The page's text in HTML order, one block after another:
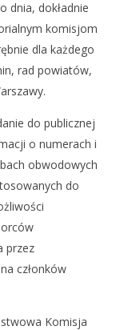
dnia, dokładnie
komisjom
dla każdego
rad powiatów,
do publicznej
o numerach i
obwodowych
do
przez
członków
Komisja